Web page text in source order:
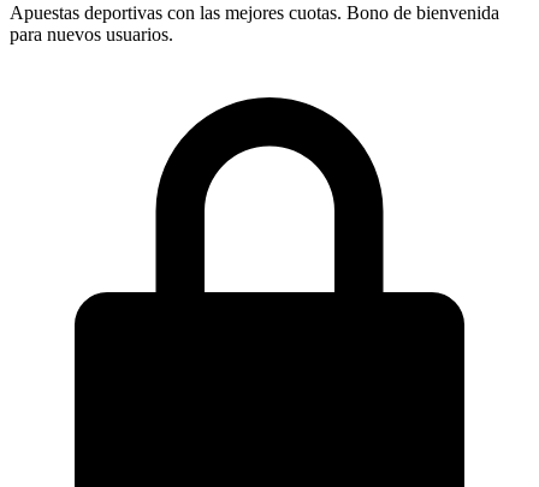
Apuestas deportivas con las mejores cuotas. Bono de bienvenida
para nuevos usuarios.